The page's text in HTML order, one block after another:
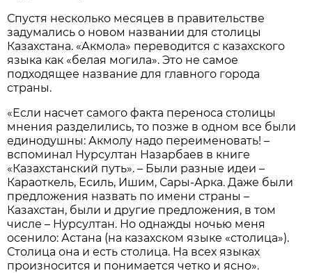
Спустя несколько месяцев в правительстве
задумались о новом названии для столицы
Казахстана. «Акмола» переводится с казахского
языка как «белая могила». Это не самое
подходящее название для главного города
страны.
«Если насчет самого факта переноса столицы
мнения разделились, то позже в одном все были
единодушны: Акмолу надо переименовать! –
вспоминал Нурсултан Назарбаев в книге
«Казахстанский путь». – Были разные идеи –
Караоткель, Есиль, Ишим, Сары-Арка. Даже были
предложения назвать по имени страны –
Казахстан, были и другие предложения, в том
числе – Нурсултан. Но однажды ночью меня
осенило: Астана (на казахском языке «столица»).
Столица она и есть столица. На всех языках
произносится и понимается четко и ясно».